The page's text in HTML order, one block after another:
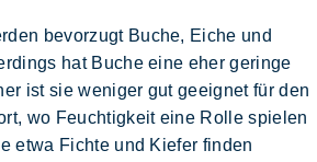
bevorzugtBuche, Eiche und
hat Buche eine eher geringe
ist sie weniger gut geeignet für den
wo Feuchtigkeit eine Rolle spielen
etwa Fichte und Kiefer finden